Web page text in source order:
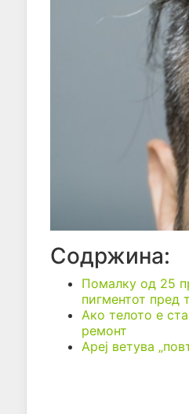
Содржина:
Помалку од 25
пигментот пред
Ако телото е
ремонт
Ареј ветува